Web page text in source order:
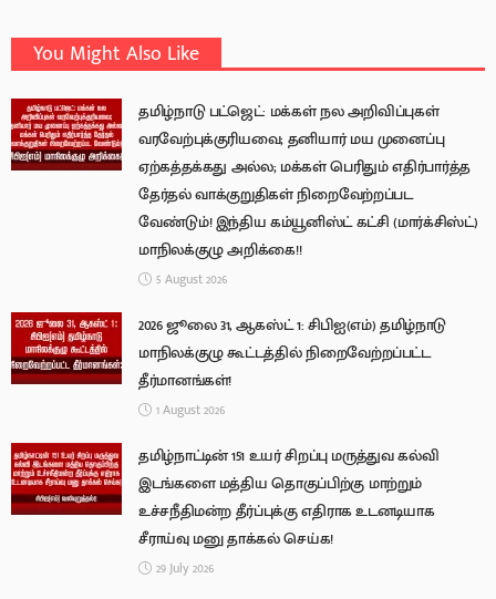
You Might Also Like
தமிழ்நாடு பட்ஜெட்: மக்கள் நல அறிவிப்புகள்
வரவேற்புக்குரியவை; தனியார் மய முனைப்பு
ஏற்கத்தக்கது அல்ல; மக்கள் பெரிதும் எதிர்பார்த்த
தேர்தல் வாக்குறுதிகள் நிறைவேற்றப்பட
வேண்டும்! இந்திய கம்யூனிஸ்ட் கட்சி (மார்க்சிஸ்ட்)
மாநிலக்குழு அறிக்கை!!
5 August 2026
2026 ஜூலை 31, ஆகஸ்ட் 1: சிபிஐ(எம்) தமிழ்நாடு
மாநிலக்குழு கூட்டத்தில் நிறைவேற்றப்பட்ட
தீர்மானங்கள்!
1 August 2026
தமிழ்நாட்டின் 151 உயர் சிறப்பு மருத்துவ கல்வி
இடங்களை மத்திய தொகுப்பிற்கு மாற்றும்
உச்சநீதிமன்ற தீர்ப்புக்கு எதிராக உடனடியாக
சீராய்வு மனு தாக்கல் செய்க!
29 July 2026